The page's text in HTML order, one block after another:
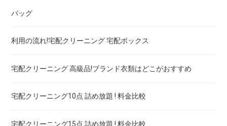
ドレス！宅配クリーニング 高品質 料金 比較
ウェディングドレス
ブランドワイシャツ！宅配クリーニング 高品質 料金 比較
ブランドダウン！宅配クリーニング 高品質 料金 比較
宅配クリーニング 保管付き ダウン ! 安いランキング
宅配クリーニング 保管付き スノボーウェア ! 安いランキング
宅配クリーニング 保管付き 毛布 ! 安いランキング
バッグ
利用の流れ!宅配クリーニング 宅配ボックス
宅配クリーニング 高級品!ブランド衣類はどこがおすすめ
宅配クリーニング10点 詰め放題 ! 料金比較
宅配クリーニング15点 詰め放題 ! 料金比較